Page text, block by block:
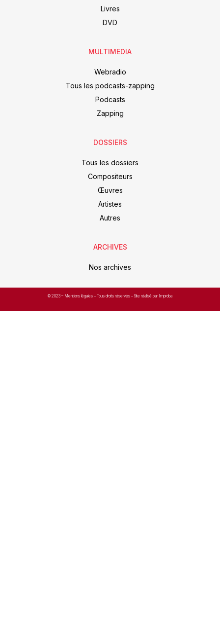
Livres
DVD
MULTIMEDIA
Webradio
Tous les podcasts-zapping
Podcasts
Zapping
DOSSIERS
Tous les dossiers
Compositeurs
Œuvres
Artistes
Autres
ARCHIVES
Nos archives
© 2023 – Mentions légales – Tous droits réservés – Site réalisé par Improba